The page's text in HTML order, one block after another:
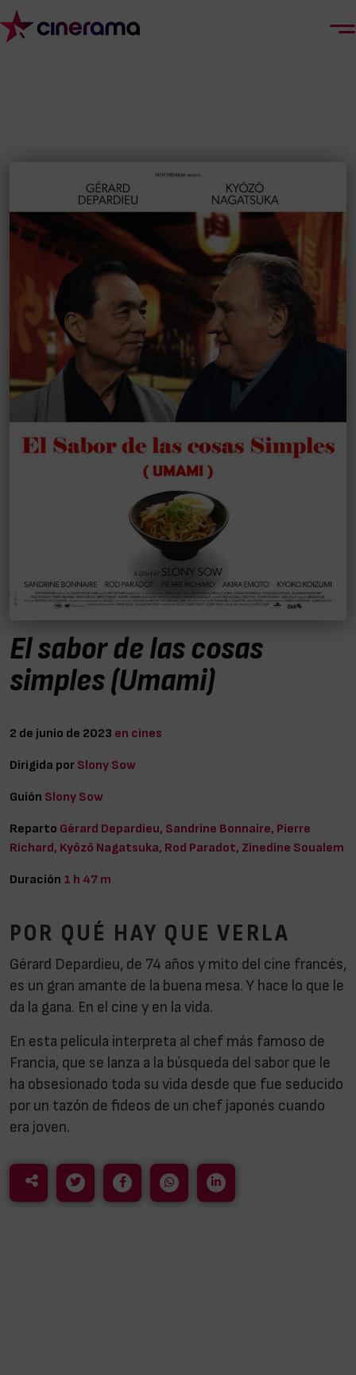
El sabor de las cosas
simples (Umami)
2 de junio de 2023 en cines
Dirigida por Slony Sow
Guión Slony Sow
Reparto Gérard Depardieu, Sandrine Bonnaire, Pierre
Richard, Kyôzô Nagatsuka, Rod Paradot, Zinedine Soualem
Duración 1 h 47 m
POR QUÉ HAY QUE VERLA
Gérard Depardieu, de 74 años y mito del cine francés,
es un gran amante de la buena mesa. Y hace lo que le
da la gana. En el cine y en la vida.
En esta película interpreta al chef más famoso de
Francia, que se lanza a la búsqueda del sabor que le
ha obsesionado toda su vida desde que fue seducido
por un tazón de fideos de un chef japonés cuando
era joven.